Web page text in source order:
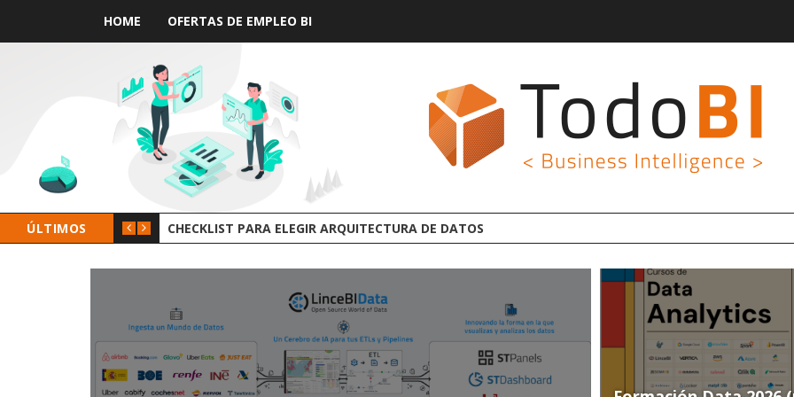
HOME OFERTAS DE EMPLEO BI
ÚLTIMOS GROOT AI LINCEBI: LA NUEVA PLATAFORMA ANALYTICS AI OPEN SOURCE